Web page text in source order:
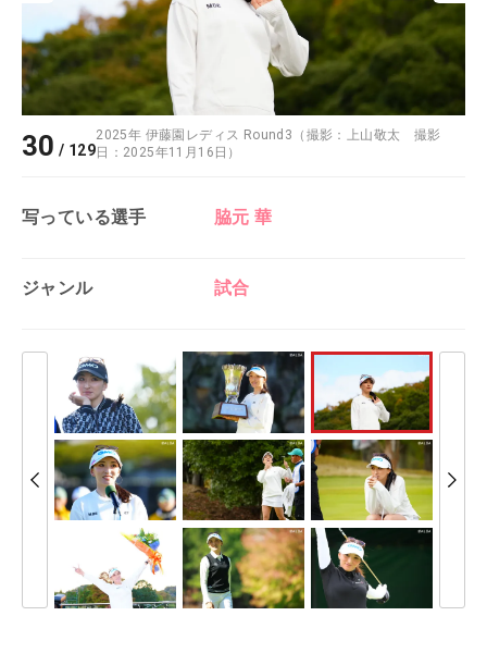
30 / 129
2025年 伊藤園レディス Round3（撮影：上山敬太 撮影
日：2025年11月16日）
写っている選手 脇元 華
ジャンル 試合